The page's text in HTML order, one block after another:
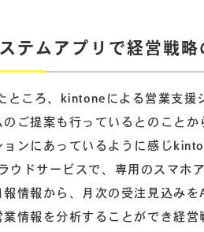
テムアプリで経営戦
ところ、kintoneによる営業支援
のご提案も行っているとのこと
ョンにあっているように感じ
ウドサービスで、専用のスマホ
報情報から、月次の受注見込み
情報を分析することができ経